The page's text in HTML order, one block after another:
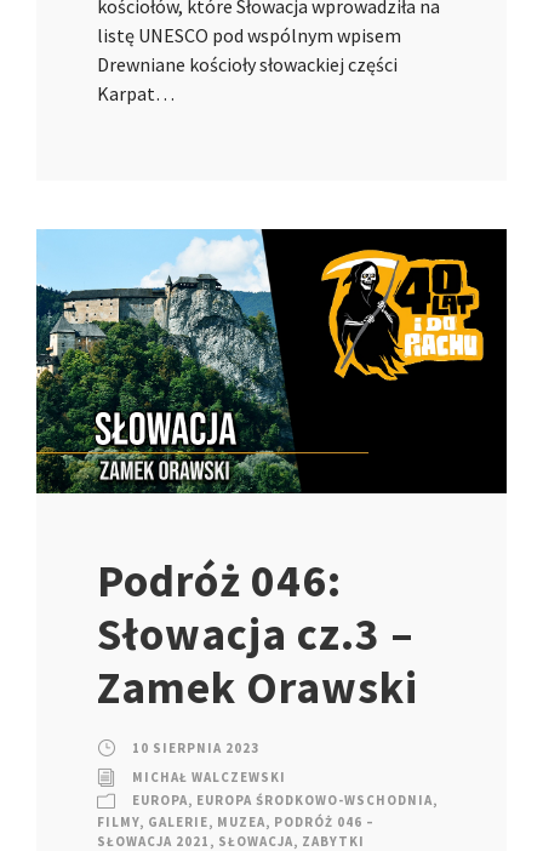
kościołów, które Słowacja wprowadziła na
listę UNESCO pod wspólnym wpisem
Drewniane kościoły słowackiej części
Karpat…
Podróż 046:
Słowacja cz.3 –
Zamek Orawski
10 SIERPNIA 2023
MICHAŁ WALCZEWSKI
EUROPA, EUROPA ŚRODKOWO-WSCHODNIA,
FILMY, GALERIE, MUZEA, PODRÓŻ 046 –
SŁOWACJA 2021 , SŁOWACJA, ZABYTKI